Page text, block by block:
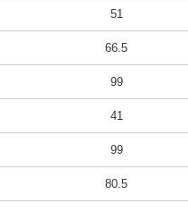
51
66.5
99
41
99
80.5